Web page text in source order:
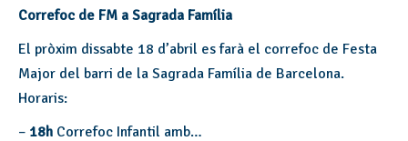
Correfoc de FM a Sagrada Família
El pròxim dissabte 18 d’abril es farà el correfoc de Festa
Major del barri de la Sagrada Família de Barcelona.
Horaris:
– 18h Correfoc Infantil amb…